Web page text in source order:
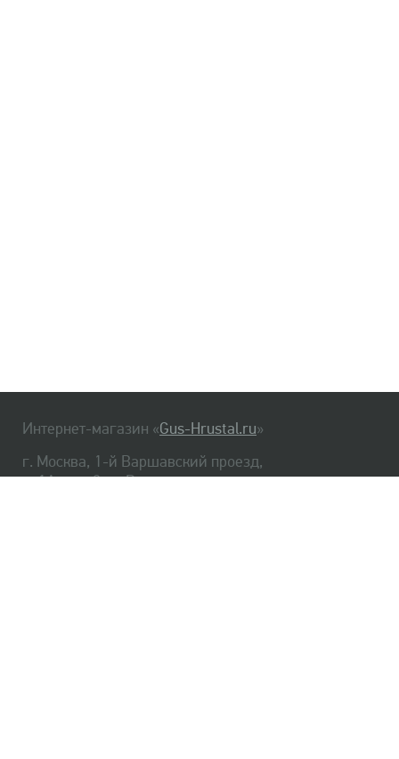
Интернет-магазин «Gus-Hrustal.ru»
г. Москва, 1-й Варшавский проезд,
д. 1А, стр. 3, м. Варшавская